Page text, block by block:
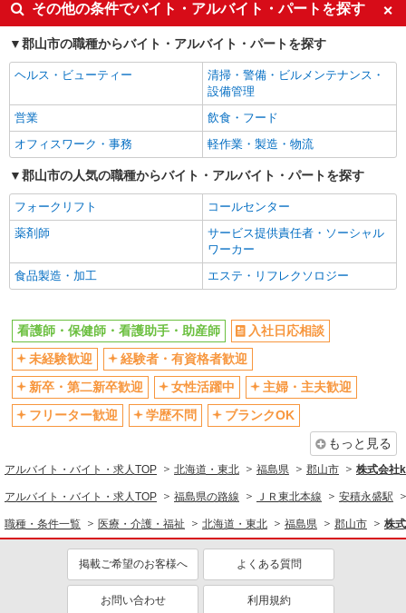
交通費支給
社会保険あり
産休・育休取得実績あり
その他の条件でバイト・アルバイト・パートを探す
郡山市の職種からバイト・アルバイト・パートを探す
ヘルス・ビューティー
清掃・警備・ビルメンテナンス・
設備管理
営業
飲食・フード
オフィスワーク・事務
軽作業・製造・物流
郡山市の人気の職種からバイト・アルバイト・パートを探す
フォークリフト
コールセンター
薬剤師
サービス提供責任者・ソーシャル
ワーカー
食品製造・加工
エステ・リフレクソロジー
看護師・保健師・看護助手・助産師
入社日応相談
未経験歓迎
経験者・有資格者歓迎
新卒・第二新卒歓迎
女性活躍中
主婦・主夫歓迎
フリーター歓迎
学歴不問
ブランクOK
もっと見る
アルバイト・バイト・求人TOP 北海道・東北 福島県 郡山市 株式会社
アルバイト・バイト・求人TOP 福島県の路線 ＪＲ東北本線 安積永盛駅
職種・条件一覧 医療・介護・福祉 北海道・東北 福島県 郡山市 株
掲載ご希望のお客様へ よくある質問
お問い合わせ 利用規約